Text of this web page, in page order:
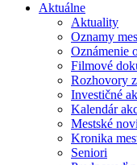
Aktuálne
Aktuality
Oznamy
Oznámenie
Filmové
Rozhovory
Investičné
Kalendár
Mestské
Kronika
Seniori